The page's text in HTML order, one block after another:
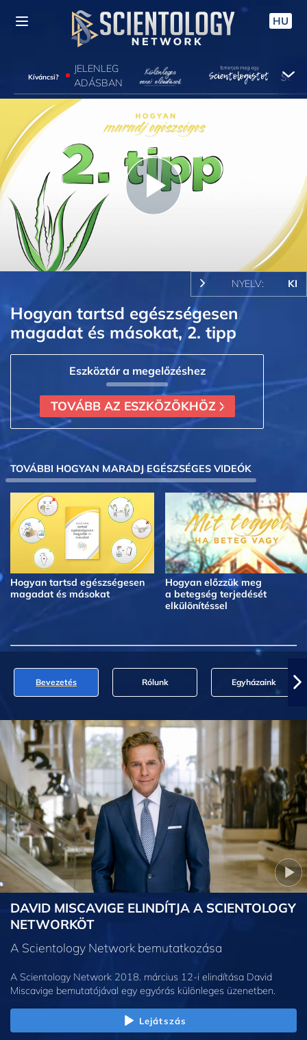
HU
Kíváncsi?
JELENLEG
ADÁSBAN
Play
NYELV: KI
Hogyan tartsd egészségesen
magadat és másokat, 2. tipp
Eszköztár a megelőzéshez
TOVÁBB AZ ESZKÖZÖKHÖZ
TOVÁBBI HOGYAN MARADJ EGÉSZSÉGES VIDEÓK
Hogyan tartsd egészségesen
magadat és másokat
Hogyan előzzük meg
a betegség terjedését
elkülönítéssel
Bevezetés Rólunk Egyházaink
DAVID MISCAVIGE ELINDÍTJA A SCIENTOLOGY
NETWORKÖT
A Scientology Network bemutatkozása
A Scientology Network 2018. március 12-i elindítása David
Miscavige bemutatójával egy egyórás különleges üzenetben.
Lejátszás